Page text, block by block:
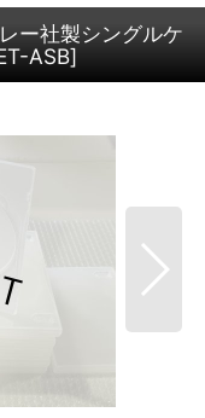
ー社製シングルケ
ASB]